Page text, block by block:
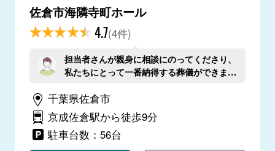
佐倉市海隣寺町ホール
4.7(4件)
担当者さんが親身に相談にのってくださり、
私たちにとって一番納得する葬儀ができまし
千葉県佐倉市
京成佐倉駅から徒歩9分
駐車台数：56台